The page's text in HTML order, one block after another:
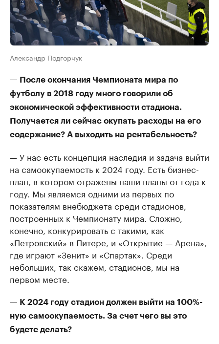
Александр Подгорчук
— После окончания Чемпионата мира по
футболу в 2018 году много говорили об
экономической эффективности стадиона.
Получается ли сейчас окупать расходы на его
содержание? А выходить на рентабельность?
— У нас есть концепция наследия и задача выйти
на самоокупаемость к 2024 году. Есть бизнес-
план, в котором отражены наши планы от года к
году. Мы являемся одними из первых по
показателям внебюджета среди стадионов,
построенных к Чемпионату мира. Сложно,
конечно, конкурировать с такими, как
«Петровский» в Питере, и «Открытие — Арена»,
где играют «Зенит» и «Спартак». Среди
небольших, так скажем, стадионов, мы на
первом месте.
— К 2024 году стадион должен выйти на 100%-
ную самоокупаемость. За счет чего вы это
будете делать?